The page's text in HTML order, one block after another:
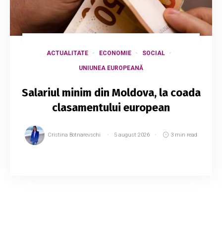
ACTUALITATE ECONOMIE SOCIAL
UNIUNEA EUROPEANĂ
Salariul minim din Moldova, la coada
clasamentului european
Cristina Botnarevschi 5 august 2026 3 min read